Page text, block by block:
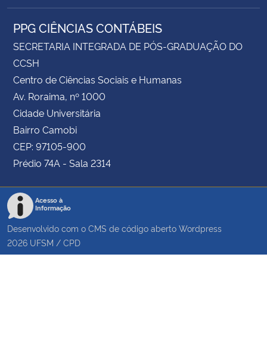
PPG CIÊNCIAS CONTÁBEIS
SECRETARIA INTEGRADA DE PÓS-GRADUAÇÃO DO
CCSH
Centro de Ciências Sociais e Humanas
Av. Roraima, nº 1000
Cidade Universitária
Bairro Camobi
CEP: 97105-900
Prédio 74A - Sala 2314
Acesso à
Informação
Desenvolvido com o CMS de código aberto Wordpress
2026 UFSM / CPD